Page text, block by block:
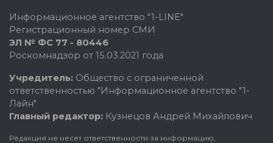
Информационное агентство "1-LINE"
Регистрационный номер СМИ
ЭЛ № ФС 77 - 80446
Роскомнадзор от 15.03.2021 года
Учредитель: Общество с ограниченной
ответственностью "Информационное агентство "1-
Лайн"
Главный редактор: Кузнецов Андрей Михайлович
Редакция не несет ответственности за информацию,